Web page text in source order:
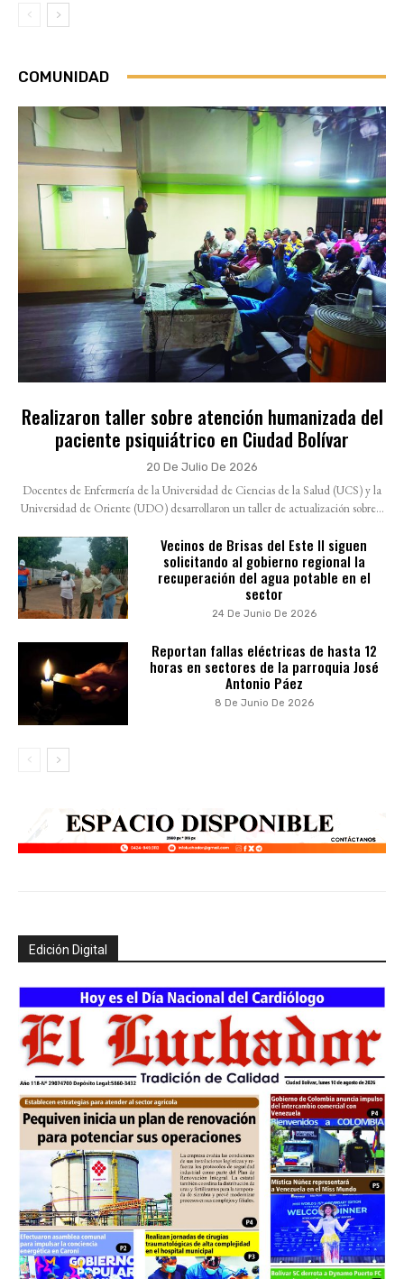
COMUNIDAD
Realizaron taller sobre atención humanizada del
paciente psiquiátrico en Ciudad Bolívar
20 De Julio De 2026
Docentes de Enfermería de la Universidad de Ciencias de la Salud (UCS) y la
Universidad de Oriente (UDO) desarrollaron un taller de actualización sobre...
Vecinos de Brisas del Este II siguen
solicitando al gobierno regional la
recuperación del agua potable en el
sector
24 De Junio De 2026
Reportan fallas eléctricas de hasta 12
horas en sectores de la parroquia José
Antonio Páez
8 De Junio De 2026
Edición Digital